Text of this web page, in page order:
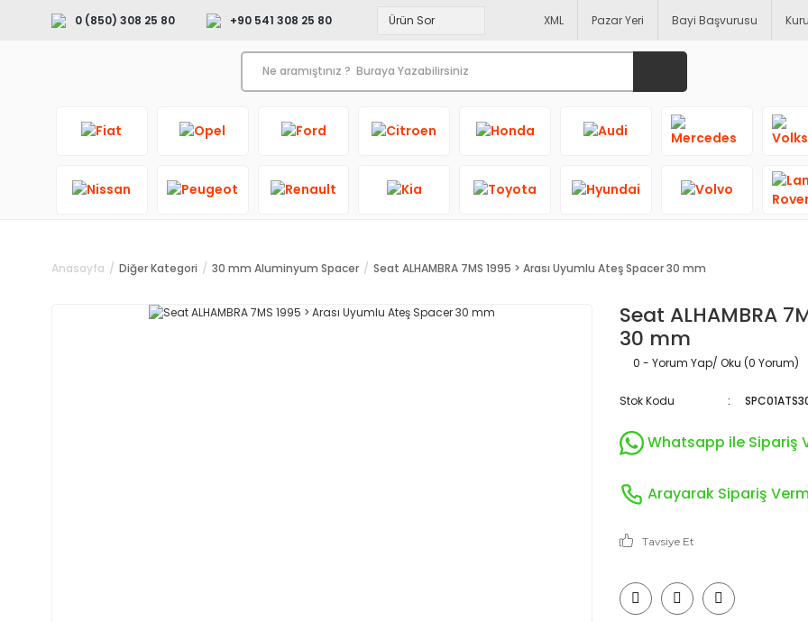
0 (850) 308 25 80 +90 541 308 25 80 XML Pazar Yeri Bayi Başvurusu
Anasayfa Diğer Kategori 30 mm Aluminyum Spacer Seat ALHAMBRA 7MS 1995 > Arası Uyumlu Ateş Spacer 30 mm
Seat ALHAMBRA
30 mm
0 - Yorum Yap/ Oku (0 Yorum)
Stok Kodu
Whatsapp ile Sipariş
Arayarak Sipariş
Tavsiye Et